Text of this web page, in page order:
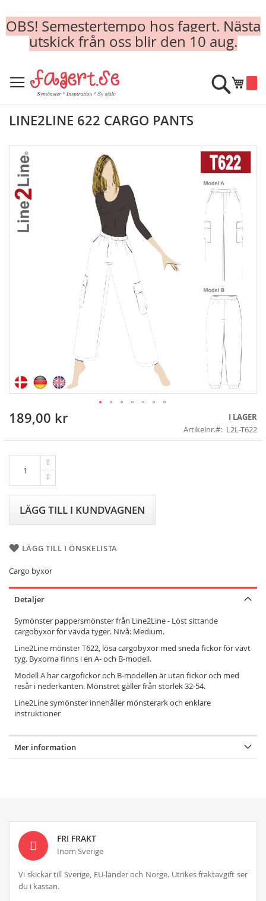
OBS! Semestertempo hos fagert. Nästa
utskick från oss blir den 10 aug.
to
Content
Min
Sök
LINE2LINE 622 CARGO PANTS
the
end
of
images
gallery
Skip
the
189,00 kr
I LAGER
Artikelnr.
L2L-T622
LÄGG TILL I KUNDVAGNEN
LÄGG TILL I ÖNSKELISTA
Cargo byxor
Detaljer
Symönster pappersmönster från Line2Line - Löst sittande
cargobyxor för vävda tyger. Nivå: Medium.
Line2Line mönster T622, lösa cargobyxor med sneda fickor för vävt
tyg. Byxorna finns i en A- och B-modell.
Modell A har cargofickor och B-modellen är utan fickor och med
resår i nederkanten. Mönstret gäller från storlek 32-54.
Line2Line symönster innehåller mönsterark och enklare
instruktioner
Mer information
FRI FRAKT
Inom Sverige
Vi skickar till Sverige, EU-länder och Norge. Utrikes fraktavgift ser
du i kassan.